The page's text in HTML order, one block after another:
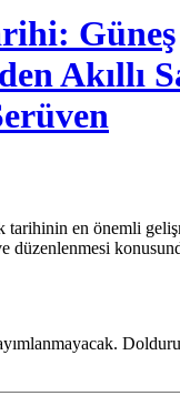
Güneş
Akıllı
tarihinin en önemli
düzenlenmesi